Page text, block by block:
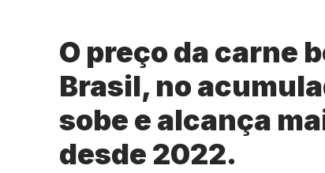
O preço da carne
Brasil, no
sobe e alcança
desde 2022.